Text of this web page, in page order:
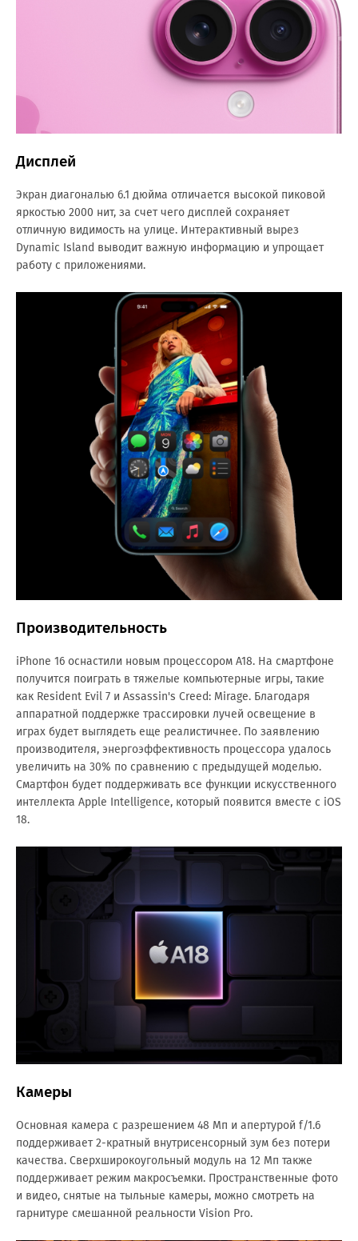
Дисплей
Экран диагональю 6.1 дюйма отличается высокой пиковой
яркостью 2000 нит, за счет чего дисплей сохраняет
отличную видимость на улице. Интерактивный вырез
Dynamic Island выводит важную информацию и упрощает
работу с приложениями.
Производительность
iPhone 16 оснастили новым процессором A18. На смартфоне
получится поиграть в тяжелые компьютерные игры, такие
как Resident Evil 7 и Assassin's Creed: Mirage. Благодаря
аппаратной поддержке трассировки лучей освещение в
играх будет выглядеть еще реалистичнее. По заявлению
производителя, энергоэффективность процессора удалось
увеличить на 30% по сравнению с предыдущей моделью.
Смартфон будет поддерживать все функции искусственного
интеллекта Apple Intelligence, который появится вместе с iOS
18.
Камеры
Основная камера с разрешением 48 Мп и апертурой f/1.6
поддерживает 2-кратный внутрисенсорный зум без потери
качества. Сверхширокоугольный модуль на 12 Мп также
поддерживает режим макросъемки. Пространственные фото
и видео, снятые на тыльные камеры, можно смотреть на
гарнитуре смешанной реальности Vision Pro.